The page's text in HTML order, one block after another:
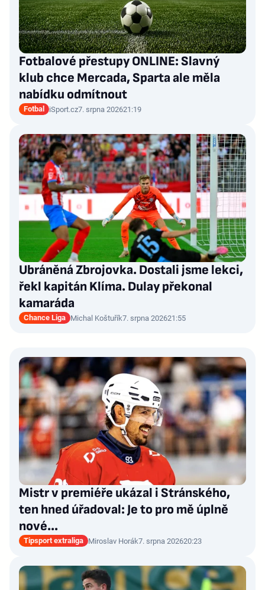
Fotbalové přestupy ONLINE: Slavný
klub chce Mercada, Sparta ale měla
nabídku odmítnout
Fotbal iSport.cz7. srpna 202621:19
Ubráněná Zbrojovka. Dostali jsme lekci,
řekl kapitán Klíma. Dulay překonal
kamaráda
Chance Liga Michal Koštuřík7. srpna 202621:55
Mistr v premiéře ukázal i Stránského,
ten hned úřadoval: Je to pro mě úplně
nové…
Tipsport extraliga Miroslav Horák7. srpna 202620:23